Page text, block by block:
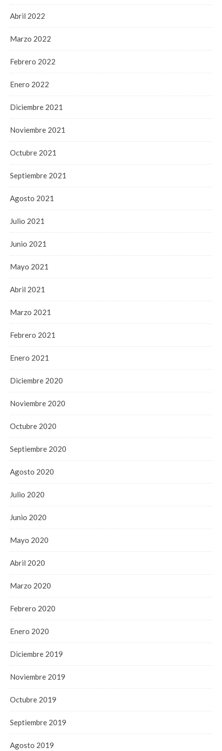
Abril 2022
Marzo 2022
Febrero 2022
Enero 2022
Diciembre 2021
Noviembre 2021
Octubre 2021
Septiembre 2021
Agosto 2021
Julio 2021
Junio 2021
Mayo 2021
Abril 2021
Marzo 2021
Febrero 2021
Enero 2021
Diciembre 2020
Noviembre 2020
Octubre 2020
Septiembre 2020
Agosto 2020
Julio 2020
Junio 2020
Mayo 2020
Abril 2020
Marzo 2020
Febrero 2020
Enero 2020
Diciembre 2019
Noviembre 2019
Octubre 2019
Septiembre 2019
Agosto 2019